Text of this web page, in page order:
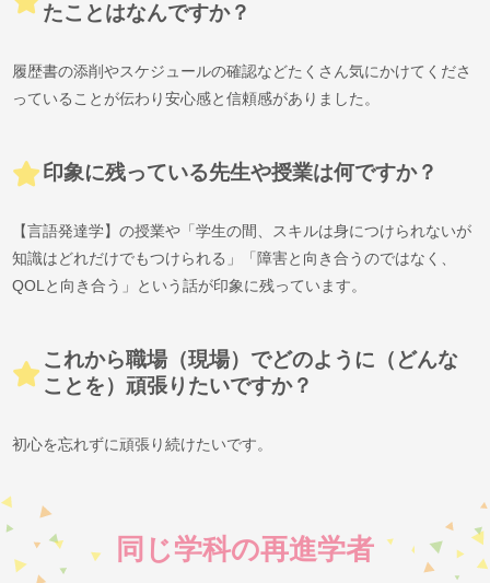
たことはなんですか？
履歴書の添削やスケジュールの確認などたくさん気にかけてくださ
っていることが伝わり安心感と信頼感がありました。
印象に残っている先生や授業は何ですか？
【言語発達学】の授業や「学生の間、スキルは身につけられないが
知識はどれだけでもつけられる」「障害と向き合うのではなく、
QOLと向き合う」という話が印象に残っています。
これから職場（現場）でどのように（どんな
ことを）頑張りたいですか？
初心を忘れずに頑張り続けたいです。
同じ学科の再進学者